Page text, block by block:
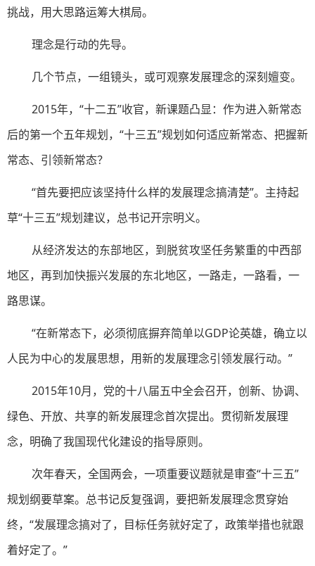
挑战，用大思路运筹大棋局。
理念是行动的先导。
几个节点，一组镜头，或可观察发展理念的深刻嬗变。
2015年，“十二五”收官，新课题凸显：作为进入新常态
后的第一个五年规划，“十三五”规划如何适应新常态、把握新
常态、引领新常态？
“首先要把应该坚持什么样的发展理念搞清楚”。主持起
草“十三五”规划建议，总书记开宗明义。
从经济发达的东部地区，到脱贫攻坚任务繁重的中西部
地区，再到加快振兴发展的东北地区，一路走，一路看，一
路思谋。
“在新常态下，必须彻底摒弃简单以GDP论英雄，确立以
人民为中心的发展思想，用新的发展理念引领发展行动。”
2015年10月，党的十八届五中全会召开，创新、协调、
绿色、开放、共享的新发展理念首次提出。贯彻新发展理
念，明确了我国现代化建设的指导原则。
次年春天，全国两会，一项重要议题就是审查“十三五”
规划纲要草案。总书记反复强调，要把新发展理念贯穿始
终，“发展理念搞对了，目标任务就好定了，政策举措也就跟
着好定了。”